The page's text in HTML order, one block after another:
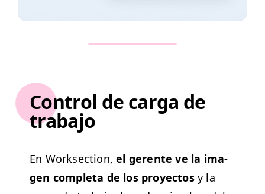
Control de carga de
trabajo
En Work­sec­tion,el ger­ente ve la ima­
gen com­ple­ta de los proyec­tosy la